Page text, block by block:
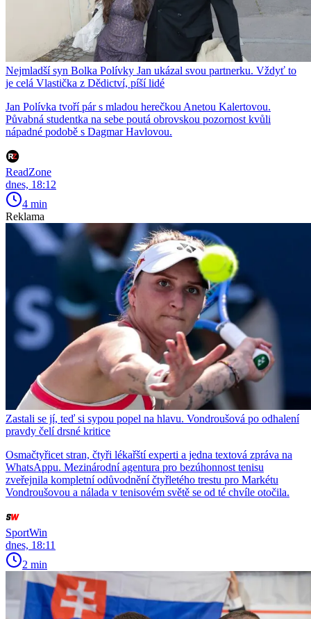
Nejmladší syn Bolka Polívky Jan ukázal svou partnerku. Vždyť to
je celá Vlastička z Dědictví, píší lidé
Jan Polívka tvoří pár s mladou herečkou Anetou Kalertovou.
Půvabná studentka na sebe poutá obrovskou pozornost kvůli
nápadné podobě s Dagmar Havlovou.
ReadZone
dnes, 18:12
4 min
Reklama
Zastali se jí, teď si sypou popel na hlavu. Vondroušová po odhalení
pravdy čelí drsné kritice
Osmačtyřicet stran, čtyři lékařští experti a jedna textová zpráva na
WhatsAppu. Mezinárodní agentura pro bezúhonnost tenisu
zveřejnila kompletní odůvodnění čtyřletého trestu pro Markétu
Vondroušovou a nálada v tenisovém světě se od té chvíle otočila.
SportWin
dnes, 18:11
2 min